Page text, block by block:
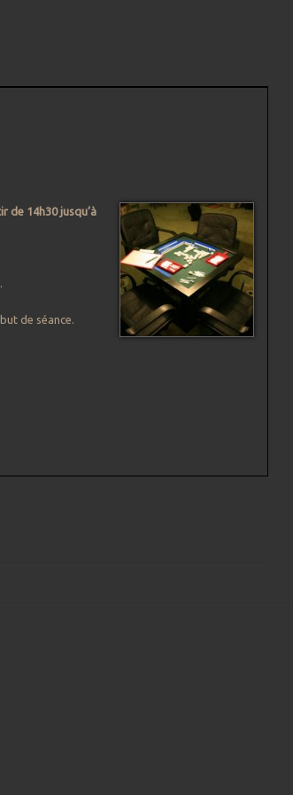
de 14h30 jusqu’à
de séance.